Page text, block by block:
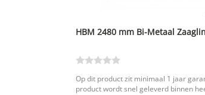
HBM 2480 mm Bi-Metaal
Op dit product zit minimaal 1 jaar
product wordt snel geleverd binnen